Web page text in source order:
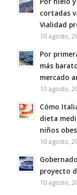
cortadas
Vialidad
10 agosto,
Por
más
mercado
10 agosto,
Cómo
dieta
niños
10 agosto,
proyecto
10 agosto,